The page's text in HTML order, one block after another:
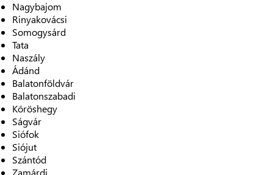
Nagybajom
Rinyakovácsi
Somogysárd
Tata
Naszály
Ádánd
Balatonföldvár
Balatonszabadi
Kőröshegy
Ságvár
Siófok
Siójut
Szántód
Zamárdi